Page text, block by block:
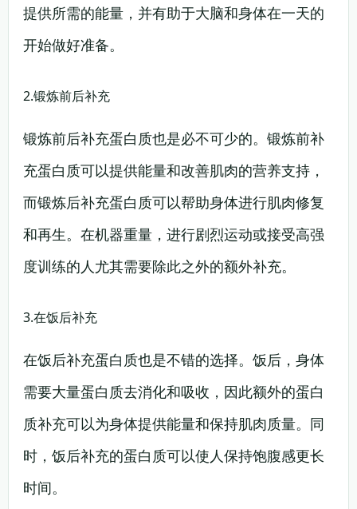
提供所需的能量，并有助于大脑和身体在一天的
开始做好准备。
2.锻炼前后补充
锻炼前后补充蛋白质也是必不可少的。锻炼前补
充蛋白质可以提供能量和改善肌肉的营养支持，
而锻炼后补充蛋白质可以帮助身体进行肌肉修复
和再生。在机器重量，进行剧烈运动或接受高强
度训练的人尤其需要除此之外的额外补充。
3.在饭后补充
在饭后补充蛋白质也是不错的选择。饭后，身体
需要大量蛋白质去消化和吸收，因此额外的蛋白
质补充可以为身体提供能量和保持肌肉质量。同
时，饭后补充的蛋白质可以使人保持饱腹感更长
时间。